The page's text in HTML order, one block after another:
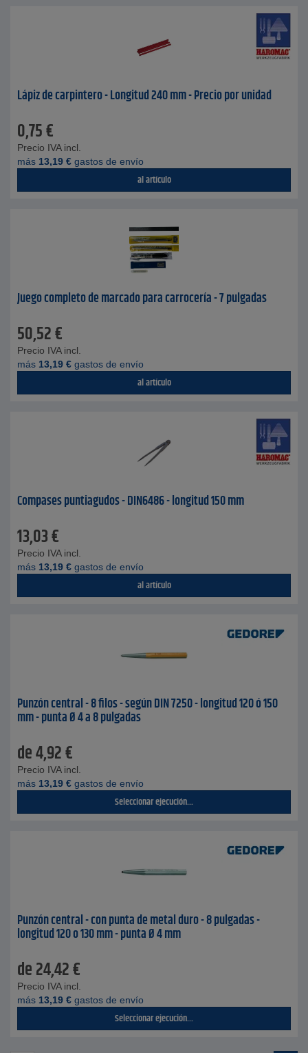
Lápiz de carpintero - Longitud 240 mm - Precio por unidad
0,75€
Precio IVA incl.
más 13,19 € gastos de envío
al artículo
Juego completo de marcado para carrocería - 7 pulgadas
50,52€
Precio IVA incl.
más 13,19 € gastos de envío
al artículo
Compases puntiagudos - DIN6486 - longitud 150 mm
13,03€
Precio IVA incl.
más 13,19 € gastos de envío
al artículo
Punzón central - 8 filos - según DIN 7250 - longitud 120 ó 150
mm - punta Ø 4 a 8 pulgadas
de4,92€
Precio IVA incl.
más 13,19 € gastos de envío
Seleccionar ejecución...
Punzón central - con punta de metal duro - 8 pulgadas -
longitud 120 o 130 mm - punta Ø 4 mm
de24,42€
Precio IVA incl.
más 13,19 € gastos de envío
Seleccionar ejecución...